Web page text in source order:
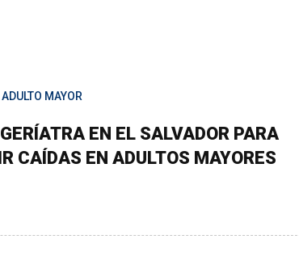
MAYOR
EN EL SALVADOR PARA
CAÍDAS EN ADULTOS MAYORES